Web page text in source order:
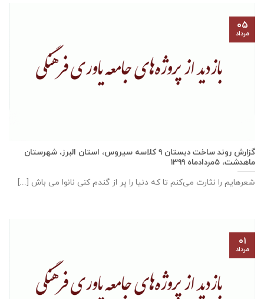
گزارش روند ساخت دبستان ٩ كلاسه سيروس، استان البرز، شهرستان
ماهدشت، ۵مردادماه ۱۳۹۹
شعرهایم را نثارت می‌کنم تا که دنیا را پر از گندم کنی نانوا می باش [...]
۰۵
مرداد
۰۱
مرداد